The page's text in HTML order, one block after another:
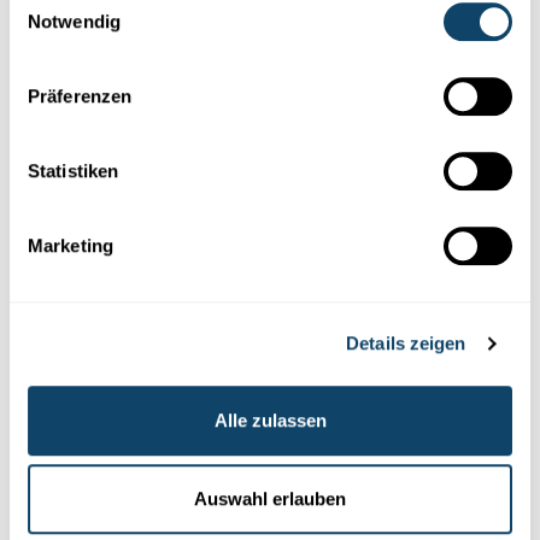
Notwendig
Präferenzen
Statistiken
Marketing
Details zeigen
Alle zulassen
Auswahl erlauben
Mr Science
Wéi kënnen Buedemdéieren eis am Kampf
FNR,RTL